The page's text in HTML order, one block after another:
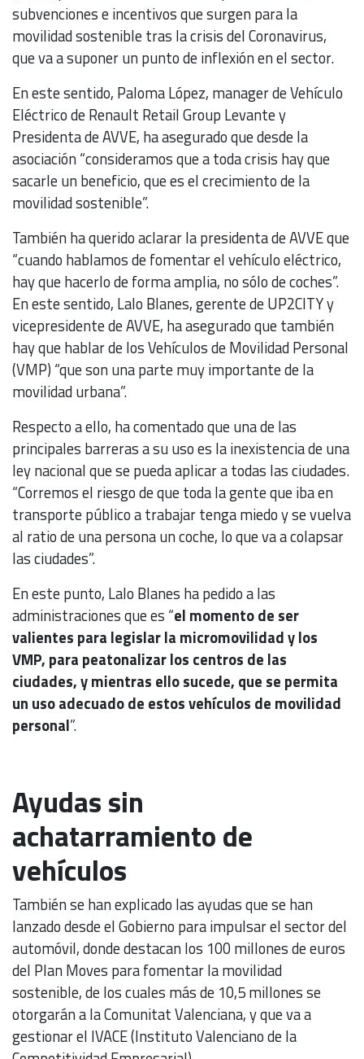
subvenciones e incentivos que surgen para la
movilidad sostenible tras la crisis del Coronavirus,
que va a suponer un punto de inflexión en el sector.
En este sentido, Paloma López, manager de Vehículo
Eléctrico de Renault Retail Group Levante y
Presidenta de AVVE, ha asegurado que desde la
asociación “consideramos que a toda crisis hay que
sacarle un beneficio, que es el crecimiento de la
movilidad sostenible”.
También ha querido aclarar la presidenta de AVVE que
“cuando hablamos de fomentar el vehículo eléctrico,
hay que hacerlo de forma amplia, no sólo de coches”.
En este sentido, Lalo Blanes, gerente de UP2CITY y
vicepresidente de AVVE, ha asegurado que también
hay que hablar de los Vehículos de Movilidad Personal
(VMP) “que son una parte muy importante de la
movilidad urbana”.
Respecto a ello, ha comentado que una de las
principales barreras a su uso es la inexistencia de una
ley nacional que se pueda aplicar a todas las ciudades.
“Corremos el riesgo de que toda la gente que iba en
transporte público a trabajar tenga miedo y se vuelva
al ratio de una persona un coche, lo que va a colapsar
las ciudades”.
En este punto, Lalo Blanes ha pedido a las
administraciones que es “el momento de ser
valientes para legislar la micromovilidad y los
VMP, para peatonalizar los centros de las
ciudades, y mientras ello sucede, que se permita
un uso adecuado de estos vehículos de movilidad
personal”.
Ayudas sin
achatarramiento de
vehículos
También se han explicado las ayudas que se han
lanzado desde el Gobierno para impulsar el sector del
automóvil, donde destacan los 100 millones de euros
del Plan Moves para fomentar la movilidad
sostenible, de los cuales más de 10,5 millones se
otorgarán a la Comunitat Valenciana, y que va a
gestionar el IVACE (Instituto Valenciano de la